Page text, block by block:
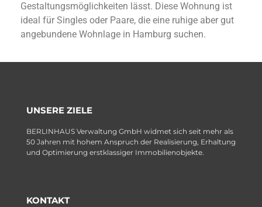
Gestaltungsmöglichkeiten lässt. Diese Wohnung ist
ideal für Singles oder Paare, die eine ruhige aber gut
angebundene Wohnlage in Hamburg suchen.
UNSERE ZIELE
BERLINHAUS Verwaltung GmbH widmet sich seit mehr als
50 Jahren mit hohem Anspruch der Realisierung, Erhaltung
und Optimierung erstklassiger Immobilienobjekte.
KONTAKT